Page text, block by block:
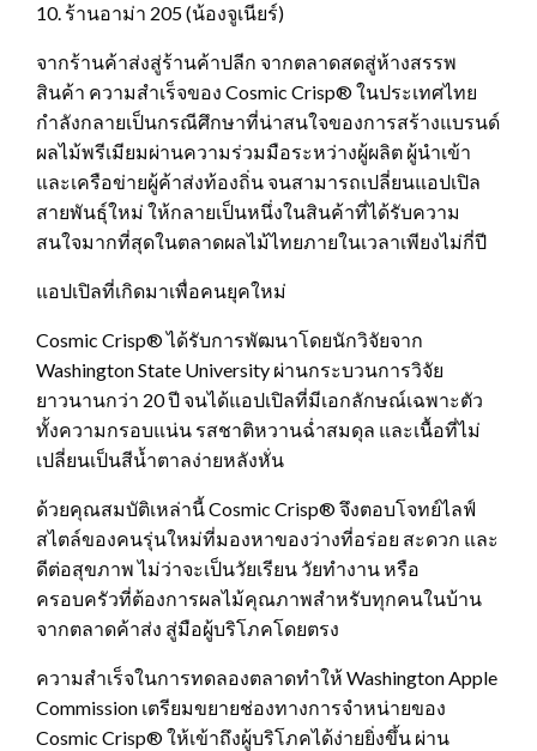
10. ร้านอาม่า 205 (น้องจูเนียร์)
จากร้านค้าส่งสู่ร้านค้าปลีก จากตลาดสดสู่ห้างสรรพ
สินค้า ความสำเร็จของ Cosmic Crisp® ในประเทศไทย
กำลังกลายเป็นกรณีศึกษาที่น่าสนใจของการสร้างแบรนด์
ผลไม้พรีเมียมผ่านความร่วมมือระหว่างผู้ผลิต ผู้นำเข้า
และเครือข่ายผู้ค้าส่งท้องถิ่น จนสามารถเปลี่ยนแอปเปิล
สายพันธุ์ใหม่ ให้กลายเป็นหนึ่งในสินค้าที่ได้รับความ
สนใจมากที่สุดในตลาดผลไม้ไทยภายในเวลาเพียงไม่กี่ปี
แอปเปิลที่เกิดมาเพื่อคนยุคใหม่
Cosmic Crisp® ได้รับการพัฒนาโดยนักวิจัยจาก
Washington State University ผ่านกระบวนการวิจัย
ยาวนานกว่า 20 ปี จนได้แอปเปิลที่มีเอกลักษณ์เฉพาะตัว
ทั้งความกรอบแน่น รสชาติหวานฉ่ำสมดุล และเนื้อที่ไม่
เปลี่ยนเป็นสีน้ำตาลง่ายหลังหั่น
ด้วยคุณสมบัติเหล่านี้ Cosmic Crisp® จึงตอบโจทย์ไลฟ์
สไตล์ของคนรุ่นใหม่ที่มองหาของว่างที่อร่อย สะดวก และ
ดีต่อสุขภาพ ไม่ว่าจะเป็นวัยเรียน วัยทำงาน หรือ
ครอบครัวที่ต้องการผลไม้คุณภาพสำหรับทุกคนในบ้าน
จากตลาดค้าส่ง สู่มือผู้บริโภคโดยตรง
ความสำเร็จในการทดลองตลาดทำให้ Washington Apple
Commission เตรียมขยายช่องทางการจำหน่ายของ
Cosmic Crisp® ให้เข้าถึงผู้บริโภคได้ง่ายยิ่งขึ้น ผ่าน